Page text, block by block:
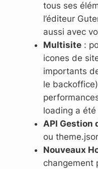
tous ses
l’éditeur
aussi avec
Multisite :
icones de
importants
le
loading a
API Gestion
ou
Nouveaux
changement